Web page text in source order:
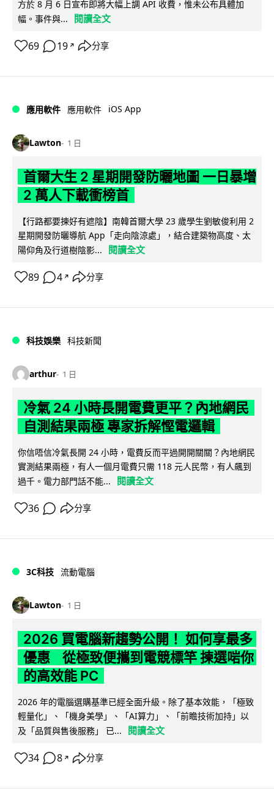
方於 8 月 6 日宣布即將大幅上調 API 收費，惟未公布具體加
幅。事件與...
閱讀全文
69 19 ↗ 分享
應用軟件 應用軟件 iOS App
Lawton 1 日
首爾大生 2 星期開發防曬地圖 一日暴增
2 萬人下載衝榜首
【行路都要揀好有遮陰】南韓首爾大學 23 歲學生劉敏俊利用 2
星期開發防曬導航 App「走向陰涼處」，結合建築物高度、太
陽仰角及行道樹陰影...
閱讀全文
89 4 ↗ 分享
科技娛樂 科技新聞
arthur 1 日
冷氣 24 小時長開電費更平？內地網民
自測結果兩極 專家拆解慳電邏輯
你信唔信冷氣長開 24 小時，電費反而平過開開關關？內地網民
實測結果兩極，有人一個月電費只需 118 元人民幣，有人飆到
過千。電力部門話不能...
閱讀全文
36 分享
3C科技 流動電腦
Lawton 1 日
2026 買電腦新趨勢公開！ 如何享最多
優惠 從極致便攜到電競標竿 揀選啱你
的高效能 PC
2026 年的電腦選購基準已經全面升級。除了基本效能，「極致
輕量化」、「機身美學」、「AI算力」、「前瞻技術加持」以
及「品質與售後服務」 已...
閱讀全文
34 8 ↗ 分享